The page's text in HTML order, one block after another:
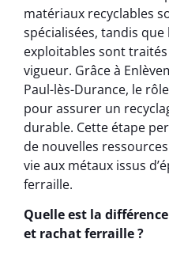
matériaux recyclables
spécialisées, tandis
exploitables sont
vigueur. Grâce à
Paul-lès-Durance, le
pour assurer un
durable. Cette étape
de nouvelles
vie aux métaux issus
ferraille.
Quelle est la
et rachat ferraille ?